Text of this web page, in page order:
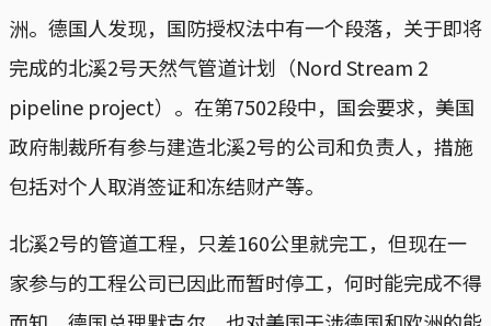
洲。德国人发现，国防授权法中有一个段落，关于即将
完成的北溪2号天然气管道计划（Nord Stream 2
pipeline project）。在第7502段中，国会要求，美国
政府制裁所有参与建造北溪2号的公司和负责人，措施
包括对个人取消签证和冻结财产等。
北溪2号的管道工程，只差160公里就完工，但现在一
家参与的工程公司已因此而暂时停工，何时能完成不得